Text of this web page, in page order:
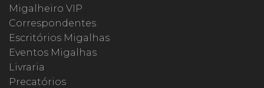
Migalheiro VIP
Correspondentes
Escritórios Migalhas
Eventos Migalhas
Livraria
Precatórios